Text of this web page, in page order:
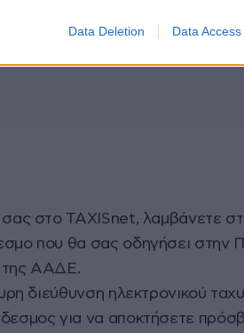
Data Deletion Data Access
στο TAXISnet, λαμβάνετε
που θα σας οδηγήσει στην
της ΑΑΔΕ.
διεύθυνση ηλεκτρονικού
για να αποκτήσετε